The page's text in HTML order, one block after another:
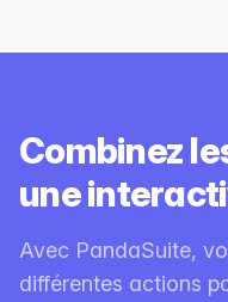
Combinez
une
Avec PandaSuite,
différentes actions